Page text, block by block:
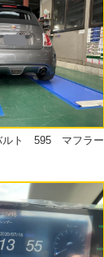
ルト 595 マフラー